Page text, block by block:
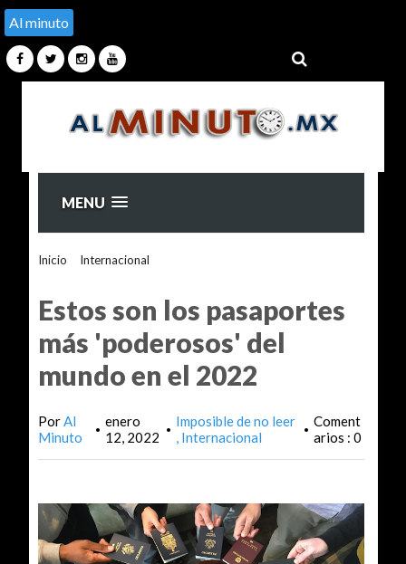
Al minuto
MENU
Inicio Internacional
Estos son los pasaportes
más 'poderosos' del
mundo en el 2022
PorAl
Minuto
• enero
12, 2022
• Imposible de no leer
Internacional
• Coment
arios : 0